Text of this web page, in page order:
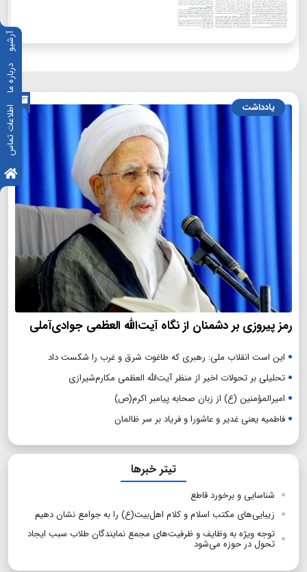
آرشیو
درباره ما
اطلاعات تماس یادداشت
رمز پیروزی بر دشمنان از نگاه آیت‌الله العظمی جوادی‌آملی
این است انقلاب ملی: رهبری که طاغوت شرق و غرب را شکست داد
تحلیلی بر تحولات اخیر از منظر آیت‌الله العظمی مکارم‌شیرازی
امیرالمؤمنین (ع) از زبان صحابه پیامبر اکرم(ص)
فاطمیه یعنی غدیر و عاشورا و فریاد بر سر ظالمان
تیتر خبرها
شناسایی و برخورد قاطع
زیبایی‌های مکتب اسلام و کلام اهل‌بیت(ع) را به جوامع نشان دهیم
توجه ویژه به وظایف و ظرفیت‌های مجمع نمایندگان طلاب سبب ایجاد
تحول در حوزه می‌شود